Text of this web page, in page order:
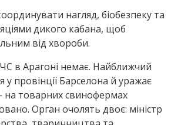
нагляд, біобезпеку та
дикого кабана, щоб
від хвороби.
в Арагоні немає. Найближчий
у провінції Барселона й уражає
товарних свинофермах
Орган очолять двоє: міністр